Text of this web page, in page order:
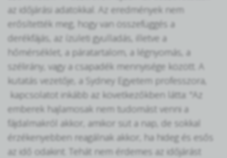
az időjárási adatokkal. Az eredmények nem
erősítették meg, hogy van összefüggés a
derékfájás, az ízületi gyulladás, illetve a
hőmérséklet, a páratartalom, a légnyomás, a
szélirány, vagy a csapadék mennyisége között. A
kutatás vezetője, a Sydney Egyetem professzora,
kapcsolatot inkább az következőkben látta: "Az
emberek hajlamosak nem tudomást venni a
fájdalmakról akkor, amikor süt a nap, de sokkal
érzékenyebben reagálnak akkor, ha hideg és esős
az idő odakint. Tehát nem érdemes az időjárást